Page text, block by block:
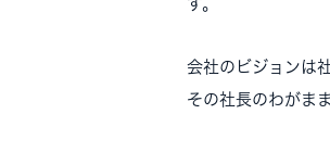
す。
会社のビジョンは
その社長のわがま